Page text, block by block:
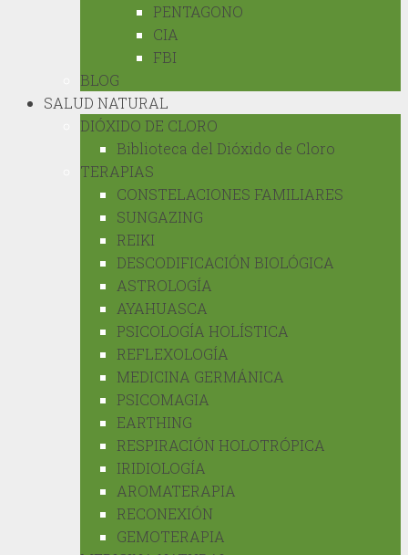
PENTAGONO
CIA
FBI
BLOG
SALUD NATURAL
DIÓXIDO DE CLORO
Biblioteca del Dióxido de Cloro
TERAPIAS
CONSTELACIONES FAMILIARES
SUNGAZING
REIKI
DESCODIFICACIÓN BIOLÓGICA
ASTROLOGÍA
AYAHUASCA
PSICOLOGÍA HOLÍSTICA
REFLEXOLOGÍA
MEDICINA GERMÁNICA
PSICOMAGIA
EARTHING
RESPIRACIÓN HOLOTRÓPICA
IRIDIOLOGÍA
AROMATERAPIA
RECONEXIÓN
GEMOTERAPIA